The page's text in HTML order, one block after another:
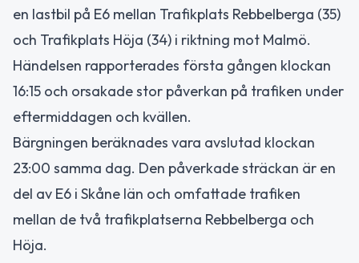
en lastbil på E6 mellan Trafikplats Rebbelberga (35)
och Trafikplats Höja (34) i riktning mot Malmö.
Händelsen rapporterades första gången klockan
16:15 och orsakade stor påverkan på trafiken under
eftermiddagen och kvällen.
Bärgningen beräknades vara avslutad klockan
23:00 samma dag. Den påverkade sträckan är en
del av E6 i Skåne län och omfattade trafiken
mellan de två trafikplatserna Rebbelberga och
Höja.